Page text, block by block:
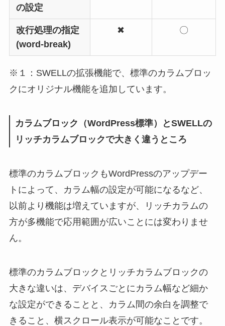
の設定
改行処理の指定
(word-break)
✖ 〇
※１：SWELLの拡張機能で、標準のカラムブロッ
クにオリジナル機能を追加しています。
カラムブロック（WordPress標準）とSWELLの
リッチカラムブロックで大きく違うところ
標準のカラムブロックもWordPressのアップデー
トによって、カラム幅の設定が可能になるなど、
以前より機能は増えていますが、リッチカラムの
方が多機能で応用範囲が広いことには変わりませ
ん。
標準のカラムブロックとリッチカラムブロックの
大きな違いは、デバイスごとにカラム幅など細か
な設定ができることと、カラム間の余白を調整で
きること、横スクロール表示が可能なことです。